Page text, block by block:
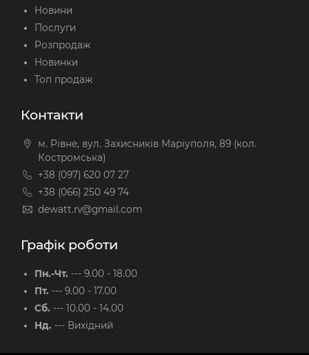
Новини
Послуги
Розпродаж
Новинки
Топ продаж
Контакти
м. Рівне, вул. Захисників Маріуполя, 89 (кол.
Костромська)
+38 (097) 620 07 27
+38 (066) 250 49 74
dewatt.rv@gmail.com
Графік роботи
Пн.-Чт. --- 9.00 - 18.00
Пт. --- 9.00 - 17.00
Сб. --- 10.00 - 14.00
Нд. --- Вихідний